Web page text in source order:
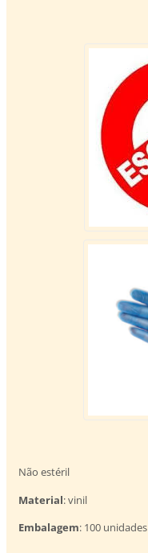
Não estéril
Material: vinil
Embalagem: 100 unidades